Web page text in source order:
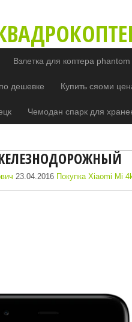
Взлетка для коптера
дешевке Купить сяоми
Чемодан спарк для
23.04.2016 Покупка Xiaomi Mi